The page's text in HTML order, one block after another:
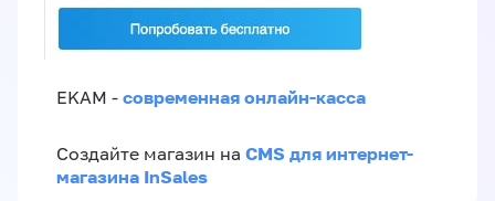
EKAM - современная онлайн-касса
Создайте магазин на CMS для интернет-
магазина InSales